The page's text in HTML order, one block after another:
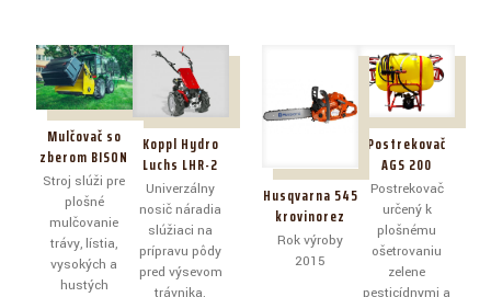
Mulčovač so
zberom BISON
Stroj slúži pre
plošné
mulčovanie
trávy, lístia,
vysokých a
hustých
Postrekovač
AGS 200
Postrekovač
určený k
plošnému
ošetrovaniu
zelene
Koppl Hydro
Luchs LHR-2
Univerzálny
nosič náradia
slúžiaci na
prípravu pôdy
pred výsevom
Husqvarna 545
krovinorez
Rok výroby
2015